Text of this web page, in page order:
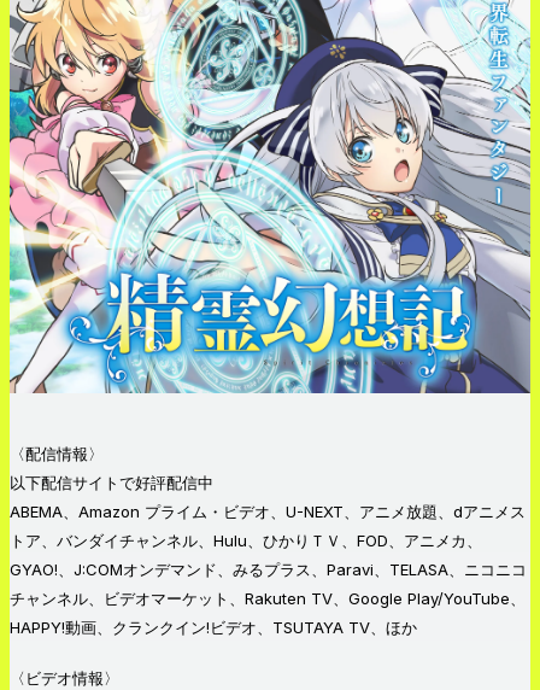
〈配信情報〉
以下配信サイトで好評配信中
ABEMA、Amazon プライム・ビデオ、U-NEXT、アニメ放題、dアニメス
トア、バンダイチャンネル、Hulu、ひかりＴＶ、FOD、アニメカ、
GYAO!、J:COMオンデマンド、みるプラス、Paravi、TELASA、ニコニコ
チャンネル、ビデオマーケット、Rakuten TV、Google Play/YouTube、
HAPPY!動画、クランクイン!ビデオ、TSUTAYA TV、ほか
〈ビデオ情報〉